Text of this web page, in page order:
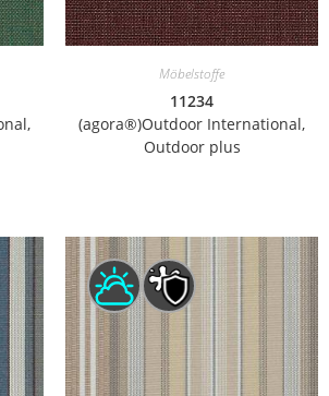
Möbelstoffe
11234
(agora®)Outdoor International,
Outdoor plus